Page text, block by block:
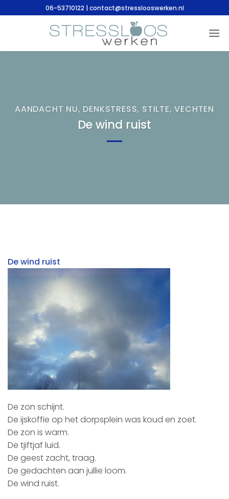
naar
06-53710122 | contact@stresslooswerken.nl
AANDACHT NU, DENKSTRESS, STILTE,VECHTEN
De wind ruist
De wind ruist
De zon schijnt.
De ijskoffie op het dorpsplein was koud en zoet.
De zon is warm.
De tjiftjaf luid.
De geest zacht, traag.
De gedachten aan jullie loom.
De wind ruist.